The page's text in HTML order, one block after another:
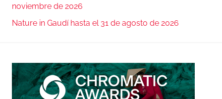
noviembre de 2026
Nature in Gaudí hasta el 31 de agosto de 2026